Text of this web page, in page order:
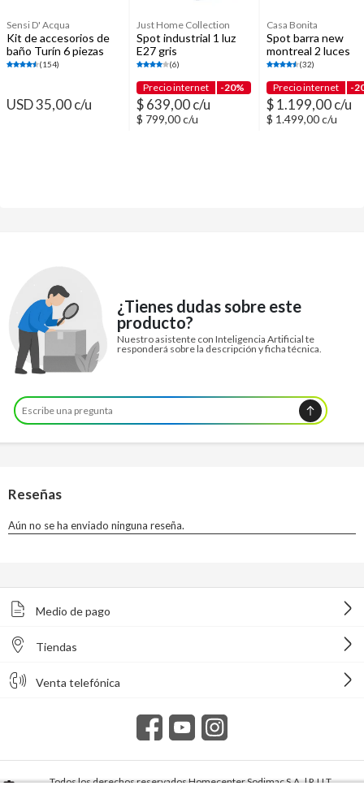
Sensi D' Acqua
Kit de accesorios de
baño Turín 6 piezas
(154)
USD 35,00 c/u
Just Home Collection
Spot industrial 1 luz
E27 gris
(6)
Precio internet -20%
$ 639,00 c/u
$ 799,00 c/u
Casa Bonita
Spot barra new
montreal 2 luces
(32)
Precio internet -
$ 1.199,00 c/u
$ 1.499,00 c/u
¿Tienes dudas sobre este
producto?
Nuestro asistente con Inteligencia Artificial te
responderá sobre la descripción y ficha técnica.
Medio de pago
Tiendas
Venta telefónica
Todos los derechos reservados Homecenter Sodimac S.A. | R.U.T.